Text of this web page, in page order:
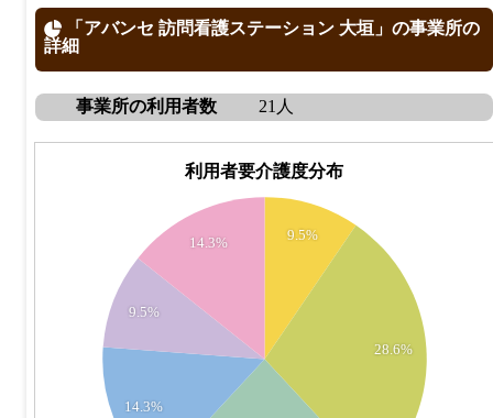
「アバンセ 訪問看護ステーション 大垣」の事業所の
詳細
事業所の利用者数 21人
利用者要介護度分布
9.5%
28.6%
14.3%
9.5%
14.3%